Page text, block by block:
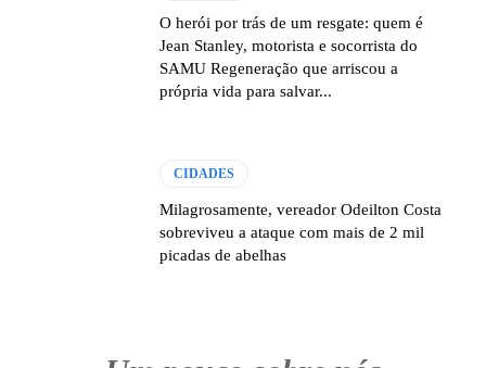
O herói por trás de um resgate: quem é
Jean Stanley, motorista e socorrista do
SAMU Regeneração que arriscou a
própria vida para salvar...
CIDADES
Milagrosamente, vereador Odeilton Costa
sobreviveu a ataque com mais de 2 mil
picadas de abelhas